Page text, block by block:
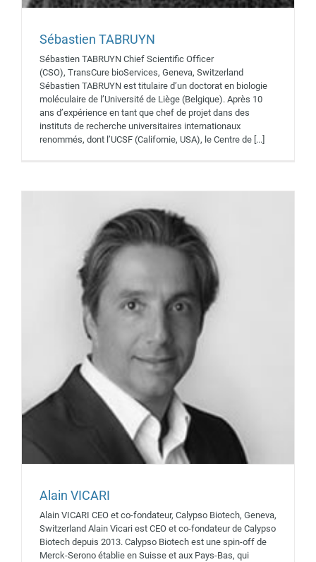
Sébastien TABRUYN
Sébastien TABRUYN Chief Scientific Officer
(CSO), TransCure bioServices, Geneva, Switzerland
Sébastien TABRUYN est titulaire d’un doctorat en biologie
moléculaire de l’Université de Liège (Belgique). Après 10
ans d’expérience en tant que chef de projet dans des
instituts de recherche universitaires internationaux
renommés, dont l’UCSF (Californie, USA), le Centre de [...]
Alain VICARI
Intervenants 2019
Alain VICARI
Alain VICARI CEO et co-fondateur, Calypso Biotech, Geneva,
Switzerland Alain Vicari est CEO et co-fondateur de Calypso
Biotech depuis 2013. Calypso Biotech est une spin-off de
Merck-Serono établie en Suisse et aux Pays-Bas, qui